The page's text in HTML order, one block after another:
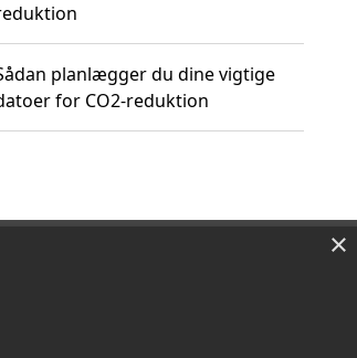
planlægger du dine vigtige
for CO2-reduktion
×